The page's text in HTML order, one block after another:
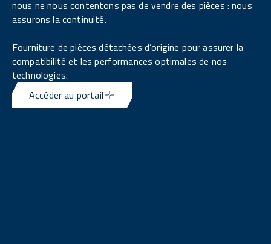
nous ne nous contentons pas de vendre des pièces : nous
assurons la continuité.
Fourniture de pièces détachées d’origine pour assurer la
compatibilité et les performances optimales de nos
technologies.
Accéder au portail